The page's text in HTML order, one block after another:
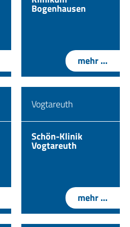
Bogenhausen
mehr …
Vogtareuth
Schön-Klinik
Vogtareuth
mehr …